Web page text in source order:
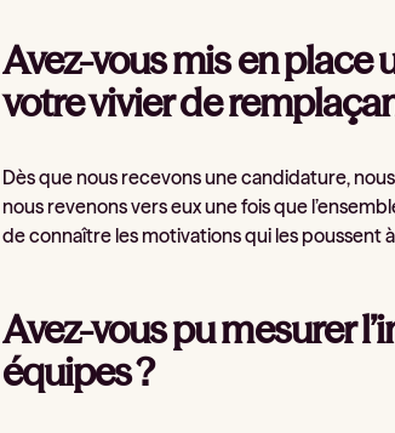
Avez-vous mis en place
votre vivier de
Dès que nous recevons une candidature,
nous revenons vers eux une fois que
de connaître les motivations qui les poussent
Avez-vous pu mesurer
équipes ?